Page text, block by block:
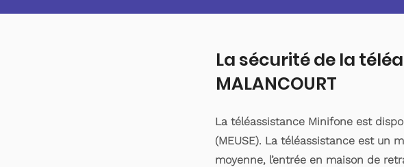
La sécurité de la
MALANCOURT
La téléassistance Minifone est
(MEUSE). La téléassistance est un
moyenne, l’entrée en maison de